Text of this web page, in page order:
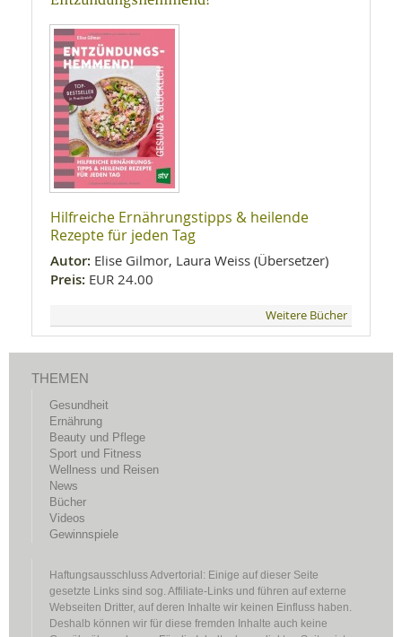
Hilfreiche Ernährungstipps & heilende
Rezepte für jeden Tag
Autor: Elise Gilmor, Laura Weiss (Übersetzer)
Preis: EUR 24.00
Weitere Bücher
THEMEN
Gesundheit
Ernährung
Beauty und Pflege
Sport und Fitness
Wellness und Reisen
News
Bücher
Videos
Gewinnspiele
Haftungsausschluss Advertorial: Einige auf dieser Seite
gesetzte Links sind sog. Affiliate-Links und führen auf externe
Webseiten Dritter, auf deren Inhalte wir keinen Einfluss haben.
Deshalb können wir für diese fremden Inhalte auch keine